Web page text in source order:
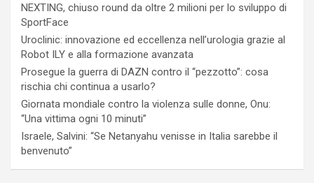
NEXTING, chiuso round da oltre 2 milioni per lo sviluppo di
SportFace
Uroclinic: innovazione ed eccellenza nell’urologia grazie al
Robot ILY e alla formazione avanzata
Prosegue la guerra di DAZN contro il “pezzotto”: cosa
rischia chi continua a usarlo?
Giornata mondiale contro la violenza sulle donne, Onu:
“Una vittima ogni 10 minuti”
Israele, Salvini: “Se Netanyahu venisse in Italia sarebbe il
benvenuto”